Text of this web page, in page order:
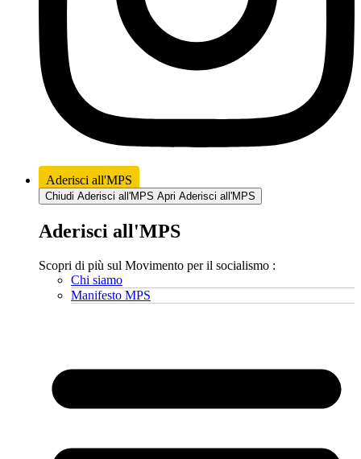
Aderisci all'MPS
Chiudi Aderisci all'MPS Apri Aderisci all'MPS
Aderisci all'MPS
Scopri di più sul Movimento per il socialismo :
Chi siamo
Manifesto MPS